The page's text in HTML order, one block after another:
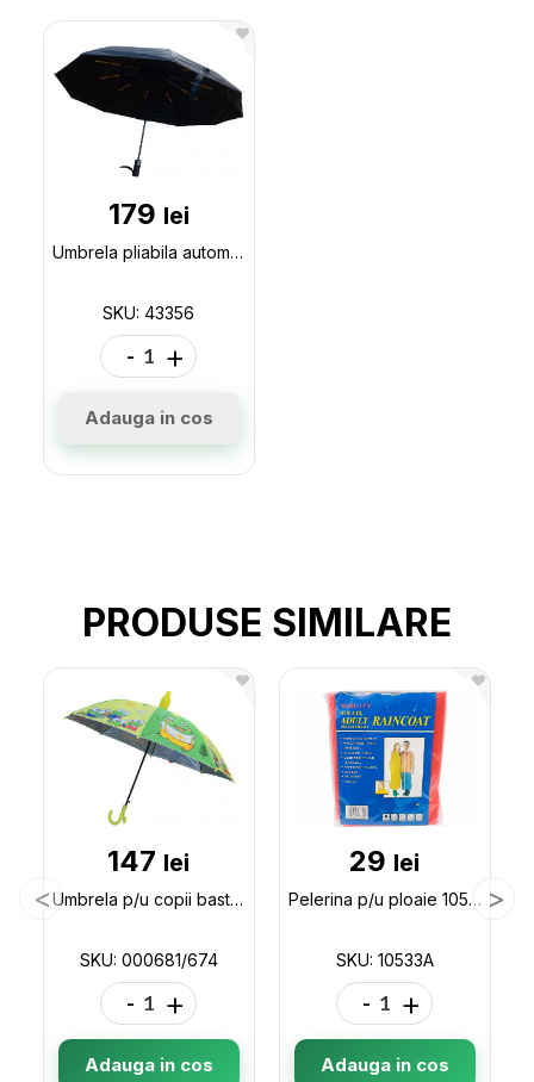
179 lei
Umbrela pliabila automat (ML42-6) 43356
SKU: 43356
- +
Adauga in cos
PRODUSE SIMILARE
147 lei
Umbrela p/u copii baston cu husa plastic(ML43-4/47-2) 000681/674
SKU: 000681/674
- +
Adauga in cos
29 lei
Pelerina p/u ploaie 10533A 10533A
SKU: 10533A
- +
Adauga in cos